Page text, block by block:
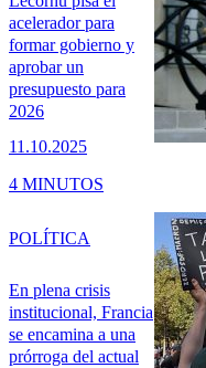
acelerador para
formar gobierno y
aprobar un
presupuesto para
2026
11.10.2025
4 MINUTOS
En plena crisis
institucional, Francia
se encamina a una
prórroga del actual
POLÍTICA